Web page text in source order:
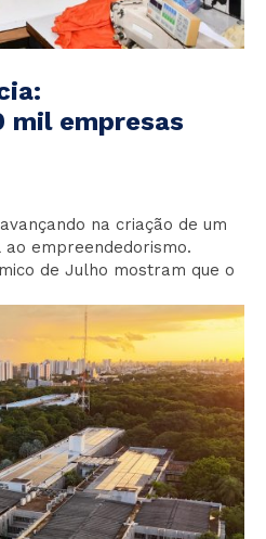
mil empresas
na criação de um
empreendedorismo.
de Julho mostram que o